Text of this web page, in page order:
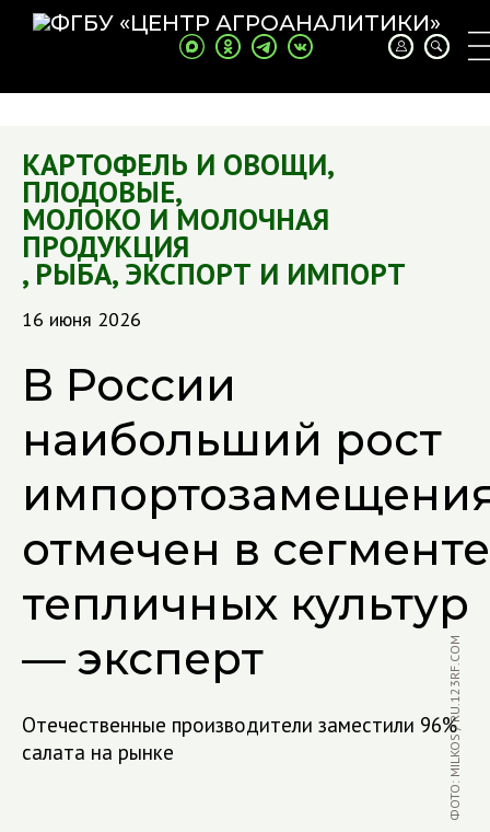
КАРТОФЕЛЬ И ОВОЩИ,
ПЛОДОВЫЕ,
МОЛОКО И МОЛОЧНАЯ
ПРОДУКЦИЯ
, РЫБА, ЭКСПОРТ И ИМПОРТ
16 июня 2026
В России
наибольший рост
отмечен в сегменте
тепличных культур
— эксперт
Отечественные производители заместили 96%
салата на рынке
ФОТО: MILKOS / RU.123RF.COM